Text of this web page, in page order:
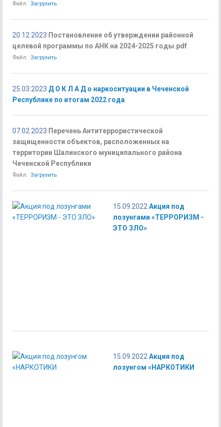
Файл: Загрузить
20.12.2023 Постановление об утверждении районной
целевой программы по АНК на 2024-2025 годы.pdf
Файл: Загрузить
25.03.2023 Д О К Л А Д о наркоситуации в Чеченской
Республике по итогам 2022 года
07.02.2023 Перечень Антитеррористической
защищенности объектов, расположенных на
территории Шалинского муниципального района
Чеченской Республики
Файл: Загрузить
15.09.2022Акция под
лозунгами «ТЕРРОРИЗМ -
ЭТО ЗЛО»
15.09.2022Акция под
лозунгом «НАРКОТИКИ